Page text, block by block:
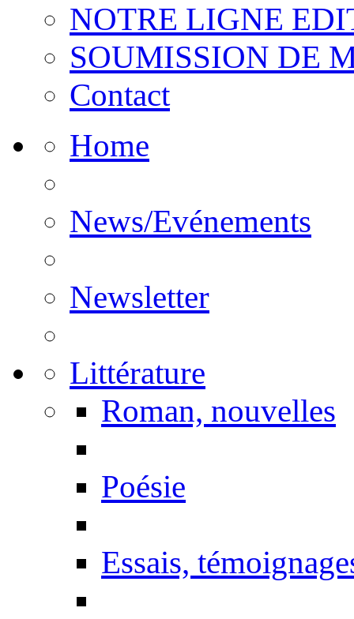
NOTRE LIGNE
SOUMISSION DE
Contact
Home
News/Evénements
Newsletter
Littérature
Roman, nouvelles
Poésie
Essais,